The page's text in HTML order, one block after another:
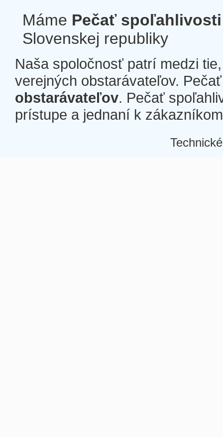
Máme Pečať spoľahlivosti
Slovenskej republiky
Naša spoločnosť patrí medzi
verejných obstarávateľov.
obstarávateľov. Pečať
prístupe a jednaní k